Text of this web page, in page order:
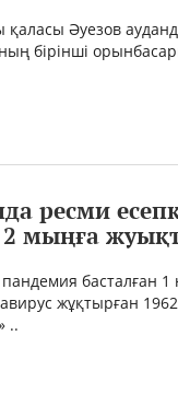
қаласы Әуезов
бірінші
ресми
мыңға
басталған
жұқтырған
..